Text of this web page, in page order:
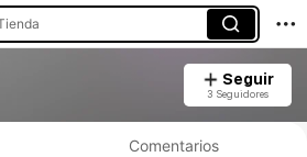
Seguir
3 Seguidores
Comentarios